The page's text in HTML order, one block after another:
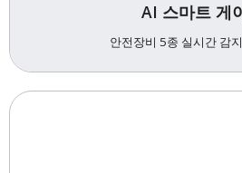
AI 스마트 게
안전장비 5종 실시간 감